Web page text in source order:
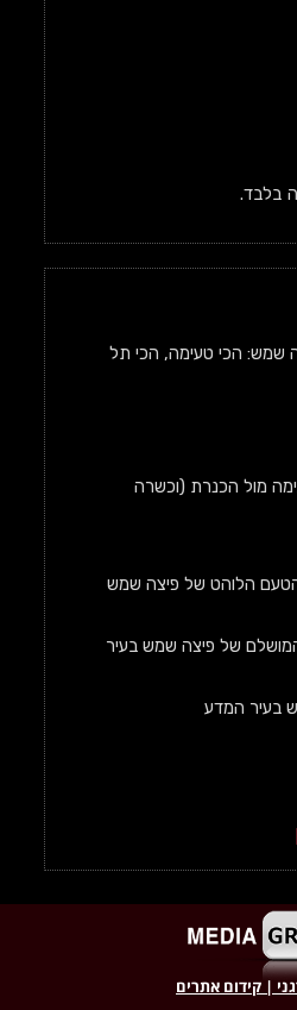
בלבד.
שמש: הכי טעימה, הכי תל
מול הכנרת (וכשרה
הלוהט של פיצה שמש
של פיצה שמש בעיר
בעיר המדע
| קידום אתרים